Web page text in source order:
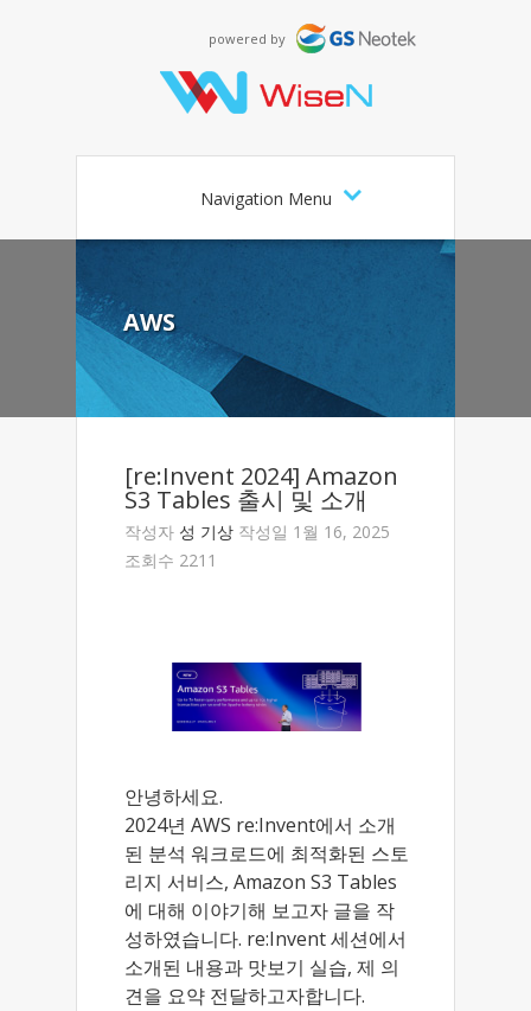
powered by
Navigation Menu
AWS
[re:Invent 2024] Amazon
S3 Tables 출시 및 소개
작성자 성 기상 작성일 1월 16, 2025
조회수 2211
안녕하세요.
2024년 AWS re:Invent에서 소개
된 분석 워크로드에 최적화된 스토
리지 서비스, Amazon S3 Tables
에 대해 이야기해 보고자 글을 작
성하였습니다. re:Invent 세션에서
소개된 내용과 맛보기 실습, 제 의
견을 요약 전달하고자합니다.